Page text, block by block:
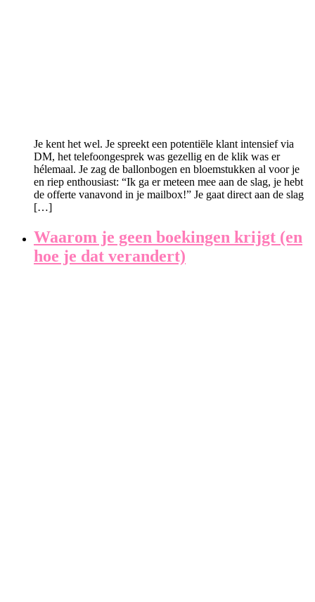
Je kent het wel. Je spreekt een potentiële klant intensief via
DM, het telefoongesprek was gezellig en de klik was er
hélemaal. Je zag de ballonbogen en bloemstukken al voor je
en riep enthousiast: “Ik ga er meteen mee aan de slag, je hebt
de offerte vanavond in je mailbox!” Je gaat direct aan de slag
[…]
Waarom je geen boekingen krijgt (en
hoe je dat verandert)